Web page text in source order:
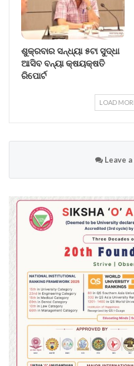
ଶୁକ୍ରବାର ସନ୍ଧ୍ୟା ୫ଟା ସୁଦ୍ଧା
ଆସିବ ବନ୍ୟା କ୍ଷୟକ୍ଷତି
ରିପୋର୍ଟ
LOAD
Leave a